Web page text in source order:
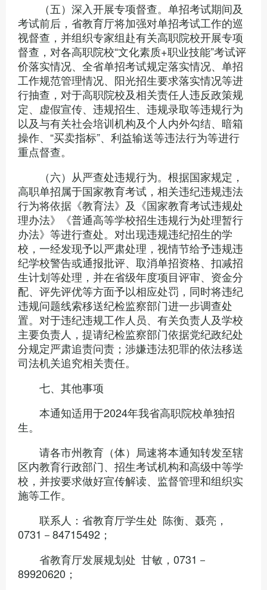
（五）深入开展专项督查。单招考试期间及
考试前后，省教育厅将加强对单招考试工作的巡
视督查，并组织专家组赴有关高职院校开展专项
督查，对各高职院校“文化素质+职业技能”考试评
价落实情况、全省单招考试规定落实情况、单招
工作规范管理情况、阳光招生要求落实情况等进
行抽查，对于高职院校及相关责任人违反政策规
定、虚假宣传、违规招生、违规录取等违规行为
以及与有关社会培训机构及个人内外勾结、暗箱
操作、“买卖指标”、利益输送等违法行为等进行
重点督查。
（六）从严查处违规行为。根据国家规定，
高职单招属于国家教育考试，相关违纪违规违法
行为将依据《教育法》及《国家教育考试违规处
理办法》《普通高等学校招生违规行为处理暂行
办法》等进行查处。对出现违规违纪招生的学
校，一经发现予以严肃处理，视情节给予违规违
纪学校警告或通报批评、取消单招资格、扣减招
生计划等处理，并在省级年度项目评审、资金分
配、评先评优等方面予以相应处罚，同时将违纪
违规问题线索移送纪检监察部门进一步调查处
置。对于违纪违规工作人员、有关负责人及学校
主要负责人，提请纪检监察部门依据党纪政纪处
分规定严肃追责问责；涉嫌违法犯罪的依法移送
司法机关追究相关责任。
七、其他事项
本通知适用于2024年我省高职院校单独招
生。
请各市州教育（体）局速将本通知转发至辖
区内教育行政部门、招生考试机构和高级中等学
校，并按要求做好宣传解读、监督管理和组织实
施等工作。
联系人：省教育厅学生处 陈衡、聂亮，
0731－84715492；
省教育厅发展规划处 甘敏，0731－
89920620；